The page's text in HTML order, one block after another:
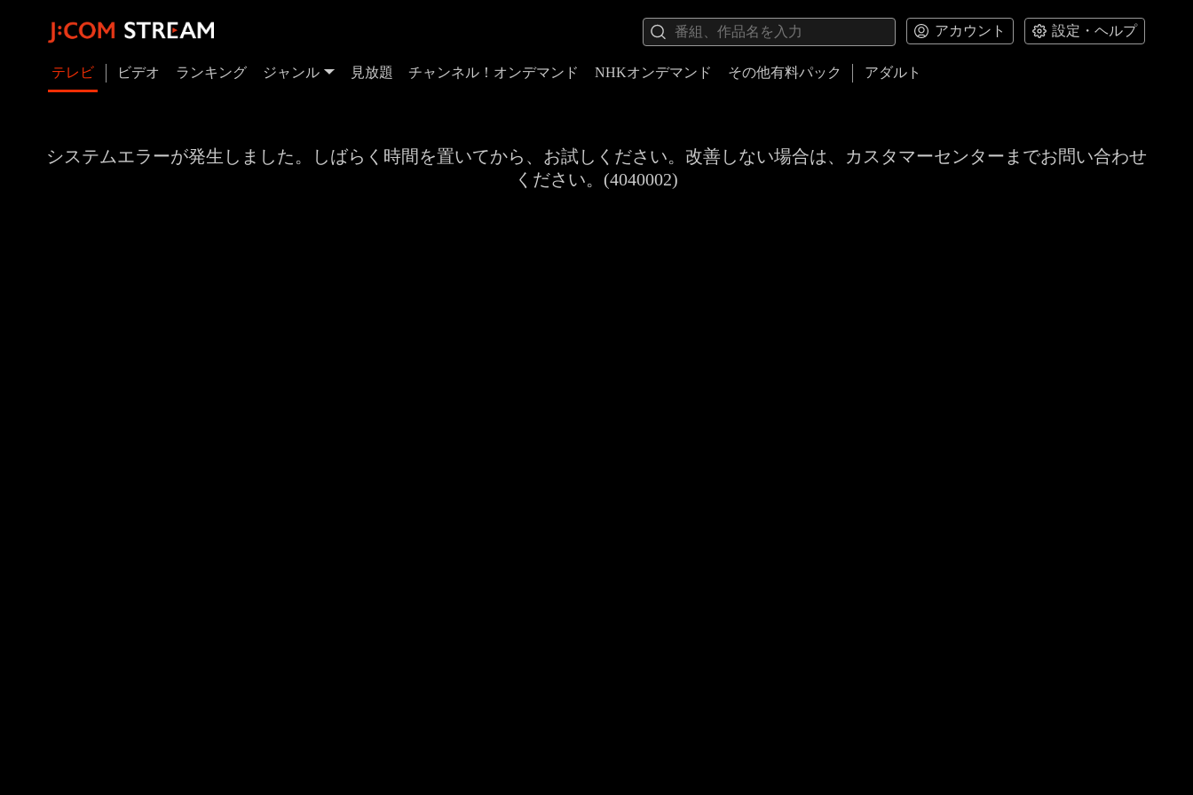
アカウント 設定・ヘルプ
テレビ ビデオ ランキング ジャンル 見放題 チャンネル！オンデマンド NHKオンデマンド その他有料パック アダルト
システムエラーが発生しました。しばらく時間を置いてから、お試しください。改善しない場合は、カスタマーセンターまでお問い合わせ
ください。(4040002)